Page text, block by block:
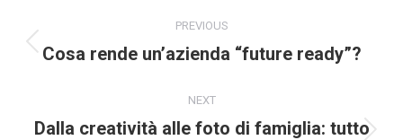
PREVIOUS
Cosa rende un’azienda “future ready”?
NEXT
Dalla creatività alle foto di famiglia: tutto